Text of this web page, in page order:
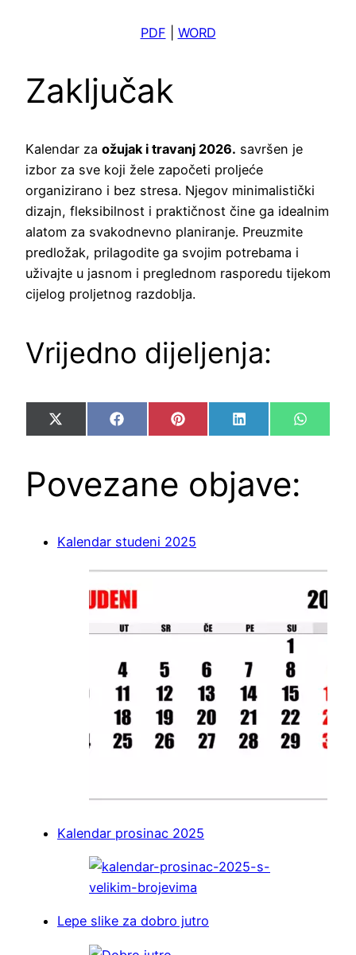
PDF WORD
Zaključak
Kalendar za ožujak i travanj 2026. savršen je
izbor za sve koji žele započeti proljeće
organizirano i bez stresa. Njegov minimalistički
dizajn, fleksibilnost i praktičnost čine ga idealnim
alatom za svakodnevno planiranje. Preuzmite
predložak, prilagodite ga svojim potrebama i
uživajte u jasnom i preglednom rasporedu tijekom
cijelog proljetnog razdoblja.
Vrijedno dijeljenja:
Share
on
X
(Twitter)
Share
on
FacebookShare
on
Pinterest Share
on
LinkedIn Share
on
Povezane objave:
Kalendar studeni 2025
Kalendar prosinac 2025
Lepe slike za dobro jutro